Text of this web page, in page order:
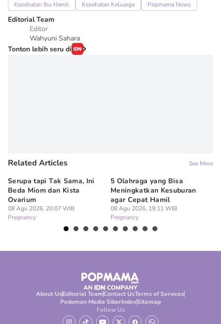
Kesehatan Ibu Hamil Kesehatan Keluarga Popmama News
Editorial Team
Editor
Wahyuni Sahara
Tonton lebih seru di
Related Articles See More
Serupa tapi Tak Sama, Ini
Beda Miom dan Kista
Ovarium
08 Agu 2026, 20:07 WIB
Pregnancy
5 Olahraga yang Bisa
Meningkatkan Kesuburan
agar Cepat Hamil
08 Agu 2026, 19:11 WIB
Pregnancy
About UsEditorial TeamContact UsTerms of Services
Pedoman Media SiberIndexSitemap
Follow Us